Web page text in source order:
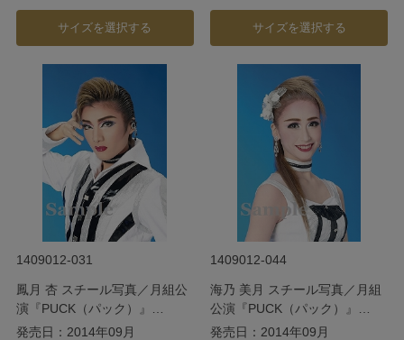
サイズを選択する サイズを選択する
1409012-031
鳳月 杏 スチール写真／月組公
演『PUCK（パック）』
『CRYSTAL TAKARAZUKA ―
発売日：2014年09月
1409012-044
海乃 美月 スチール写真／月組
公演『PUCK（パック）』
『CRYSTAL TAKARAZUKA ―
発売日：2014年09月